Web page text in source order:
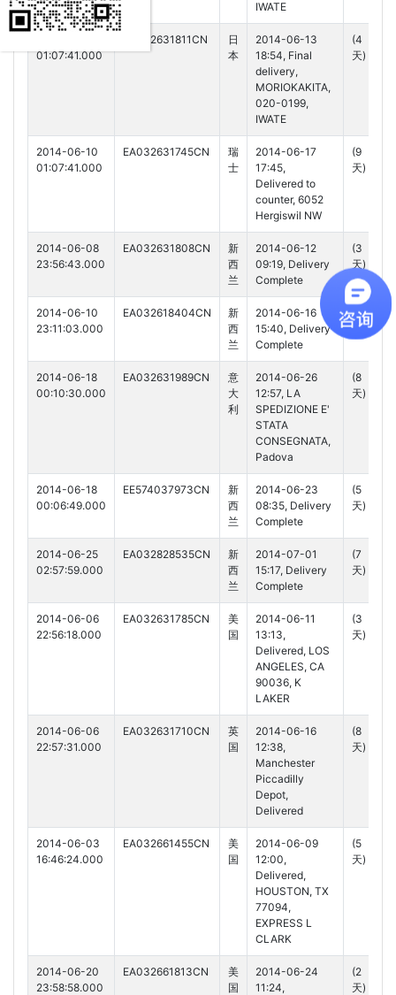
IWATE
01:07:41.000
EA032631811CN
日
本
2014-06-13
18:54, Final
delivery,
MORIOKAKITA,
020-0199,
IWATE
(4
天)
2014-06-10
01:07:41.000
EA032631745CN
瑞
士
2014-06-17
17:45,
Delivered to
counter, 6052
Hergiswil NW
(9
天)
2014-06-08
23:56:43.000
EA032631808CN
新
西
兰
2014-06-12
09:19, Delivery
Complete
(3
天)
2014-06-10
23:11:03.000
EA032618404CN
新
西
兰
2014-06-16
15:40, Delivery
Complete
(5
天)
2014-06-18
00:10:30.000
EA032631989CN
意
大
利
2014-06-26
12:57, LA
SPEDIZIONE E'
STATA
CONSEGNATA,
Padova
(8
天)
2014-06-18
00:06:49.000
EE574037973CN
新
西
兰
2014-06-23
08:35, Delivery
Complete
(5
天)
2014-06-25
02:57:59.000
EA032828535CN
新
西
兰
2014-07-01
15:17, Delivery
Complete
(7
天)
2014-06-06
22:56:18.000
EA032631785CN
美
国
2014-06-11
13:13,
Delivered, LOS
ANGELES, CA
90036, K
LAKER
(3
天)
2014-06-06
22:57:31.000
EA032631710CN
英
国
2014-06-16
12:38,
Manchester
Piccadilly
Depot,
Delivered
(8
天)
2014-06-03
16:46:24.000
EA032661455CN
美
国
2014-06-09
12:00,
Delivered,
HOUSTON, TX
77094,
EXPRESS L
CLARK
(5
天)
2014-06-20
23:58:58.000
EA032661813CN
美
国
2014-06-24
11:24,
(2
天)